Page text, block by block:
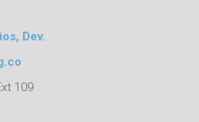
Dev.
109